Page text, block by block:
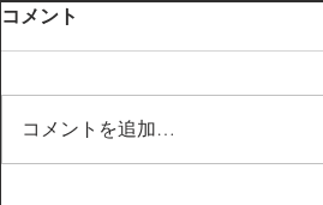
コメント
コメントを追加…